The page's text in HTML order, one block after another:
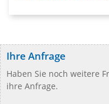
Ihre Anfrage
Haben Sie noch weitere
ihre Anfrage.